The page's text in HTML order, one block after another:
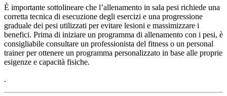
È importante sottolineare che l’allenamento in sala pesi richiede una
corretta tecnica di esecuzione degli esercizi e una progressione
graduale dei pesi utilizzati per evitare lesioni e massimizzare i
benefici. Prima di iniziare un programma di allenamento con i pesi, è
consigliabile consultare un professionista del fitness o un personal
trainer per ottenere un programma personalizzato in base alle proprie
esigenze e capacità fisiche.
.